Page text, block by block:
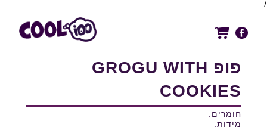
/
פופ GROGU WITH
COOKIES
חומרים:
מידות: